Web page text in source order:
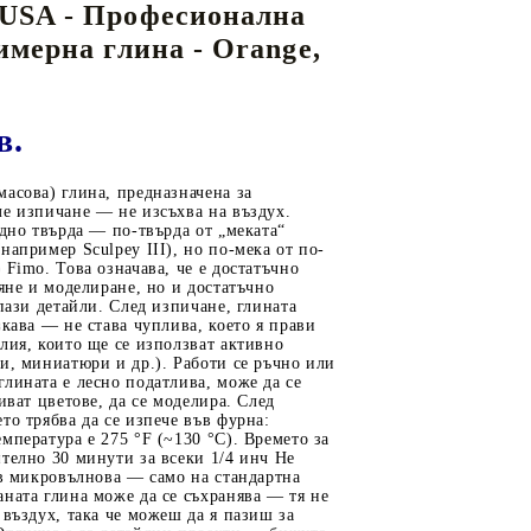
акварелни бои GANSAI TAMBI
бои Daler Rowney на бройка
мастила
бои и комплекти
ЗА ТЕКСТИЛ И КОПРИНА
за коприна и батик
комплекти за коприна и помощни
коприна
за текстил
Лакове и медиуми за Акрилни бои
Лакове и медиуми за Акварелни и
сухи и акварелни пастели
SOFT PASTELS
и пергели
триъгълници, шаблони
паус, туш и др.
глина - PAPA'S CLAY
глина - FIMO PROFESSIONAL
текстури и отливки
И ЛИНОГРАВЮРА
за дърворезба и линогравюра
средства и основи за пирография и др.
на
и консумативи
SPELLBINDERS USA - До -60%!
ЪГЛИ
3. РАМКИ , КАРТИЧКИ , КУТИИ ,
ПЛИКОВЕ
4. ЦВЕТЯ , ЛИСТА , КЛОНКИ ,
РАСТЕНИЯ
5. БОРДЮРИ , ПАНДЕЛКИ ,
ШИРИТИ
6. ЖИВОТНИ , ПТИЦИ , МОРСКИ
7. ПРЕДМЕТИ, БИТ, ХОРА , ПЕЙЗАЖ
8. НАДПИСИ, БУКВИ, ЦИФРИ
by numbers"
Хоби комплекти
Сглобяеми модели, миниатюри &
Warhammer 40k
Квилинг техника - материали
- Професионална
глина - Orange,
глина, предназначена за
изпичане — не изсъхва на въздух.
твърда — по-твърда от „меката“
Sculpey III), но по-мека от по-
Това означава, че е достатъчно
и моделиране, но и достатъчно
детайли. След изпичане, глината
— не става чуплива, което я прави
които ще се използват активно
миниатюри и др.). Работи се ръчно или
е лесно податлива, може да се
цветове, да се моделира. След
трябва да се изпече във фурна:
е 275 °F (~130 °C). Времето за
30 минути за всеки 1/4 инч Не
микровълнова — само на стандартна
глина може да се съхранява — тя не
въздух, така че можеш да я пазиш за